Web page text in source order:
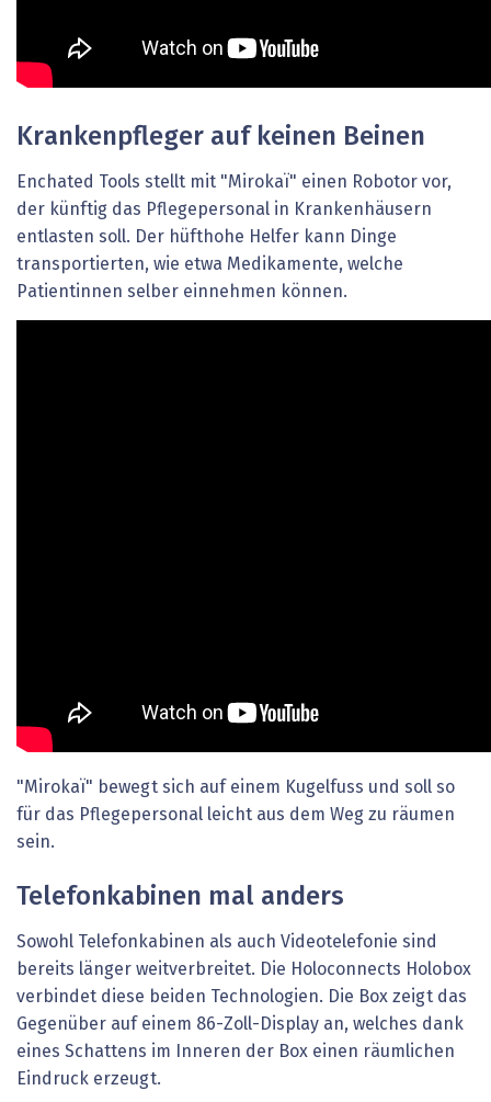
Krankenpfleger auf keinen Beinen
Enchated Tools stellt mit "Mirokaï" einen Robotor vor,
der künftig das Pflegepersonal in Krankenhäusern
entlasten soll. Der hüfthohe Helfer kann Dinge
transportierten, wie etwa Medikamente, welche
Patientinnen selber einnehmen können.
"Mirokaï" bewegt sich auf einem Kugelfuss und soll so
für das Pflegepersonal leicht aus dem Weg zu räumen
sein.
Telefonkabinen mal anders
Sowohl Telefonkabinen als auch Videotelefonie sind
bereits länger weitverbreitet. Die Holoconnects Holobox
verbindet diese beiden Technologien. Die Box zeigt das
Gegenüber auf einem 86-Zoll-Display an, welches dank
eines Schattens im Inneren der Box einen räumlichen
Eindruck erzeugt.